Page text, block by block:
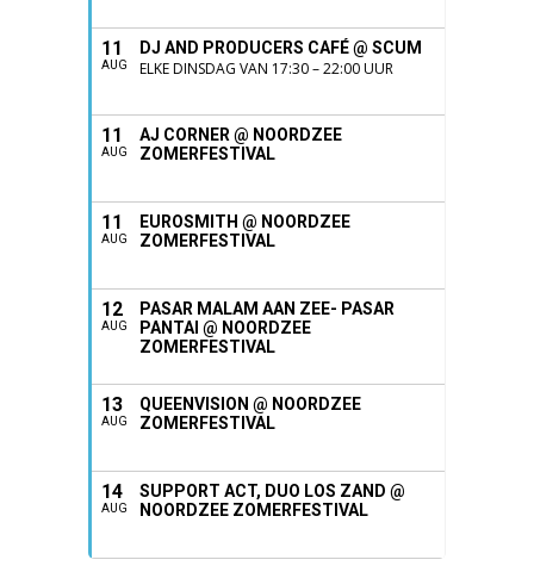
11
AUG
DJ AND PRODUCERS CAFÉ @ SCUM
ELKE DINSDAG VAN 17:30 – 22:00 UUR
11
AUG
AJ CORNER @ NOORDZEE
ZOMERFESTIVAL
11
AUG
EUROSMITH @ NOORDZEE
ZOMERFESTIVAL
12
AUG
PASAR MALAM AAN ZEE- PASAR
PANTAI @ NOORDZEE
ZOMERFESTIVAL
13
AUG
QUEENVISION @ NOORDZEE
ZOMERFESTIVAL
14
AUG
SUPPORT ACT, DUO LOS ZAND @
NOORDZEE ZOMERFESTIVAL